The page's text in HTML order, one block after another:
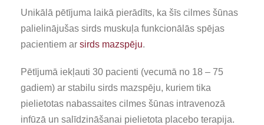
Unikālā pētījuma laikā pierādīts, ka šīs cilmes šūnas
palielinājušas sirds muskuļa funkcionālās spējas
pacientiem ar sirds mazspēju.
Pētījumā iekļauti 30 pacienti (vecumā no 18 – 75
gadiem) ar stabilu sirds mazspēju, kuriem tika
pielietotas nabassaites cilmes šūnas intravenozā
infūzā un salīdzināšanai pielietota placebo terapija.